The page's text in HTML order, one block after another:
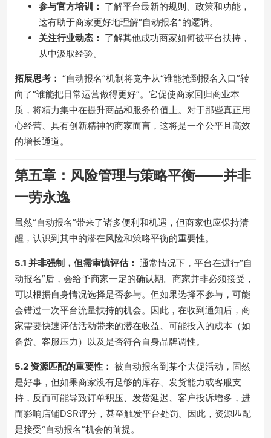
参与官方培训： 了解平台最新的规则、政策和功能，
这有助于商家更好地理解“自动报名”的逻辑。
关注行业动态： 了解其他成功商家如何被平台扶持，
从中汲取经验。
拓展思考： “自动报名”机制将竞争从“谁能抢到报名入口”转
向了“谁能把日常运营做得更好”。它促使商家回归商业本
质，将精力集中在提升商品和服务价值上。对于那些真正用
心经营、具有创新精神的商家而言，这将是一个公平且高效
的增长通道。
第五章：风险管理与策略平衡——并非
一劳永逸
虽然“自动报名”带来了诸多便利和机遇，但商家也应保持清
醒，认识到其中的潜在风险和策略平衡的重要性。
5.1 并非强制，但需审慎评估： 通常情况下，平台在进行“自
动报名”后，会给予商家一定的确认期。商家并非必须接受，
可以根据自身情况选择是否参与。但如果选择不参与，可能
会错过一次平台流量扶持的机会。因此，在收到通知后，商
家需要快速评估活动带来的潜在收益、可能投入的成本（如
备货、客服压力）以及是否符合自身品牌调性。
5.2 资源匹配的重要性： 被自动报名到某个大促活动，固然
是好事，但如果商家没有足够的库存、发货能力或客服支
持，反而可能导致订单积压、发货延迟、客户投诉增多，进
而影响店铺DSR评分，甚至触发平台处罚。因此，资源匹配
是接受“自动报名”机会的前提。